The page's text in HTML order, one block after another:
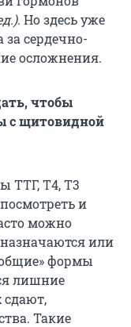
. Но здесь уже
за сердечно-
осложнения.
чтобы
с щитовидной
ТТГ, Т4, Т3
и
можно
или
формы
лишние
Такие